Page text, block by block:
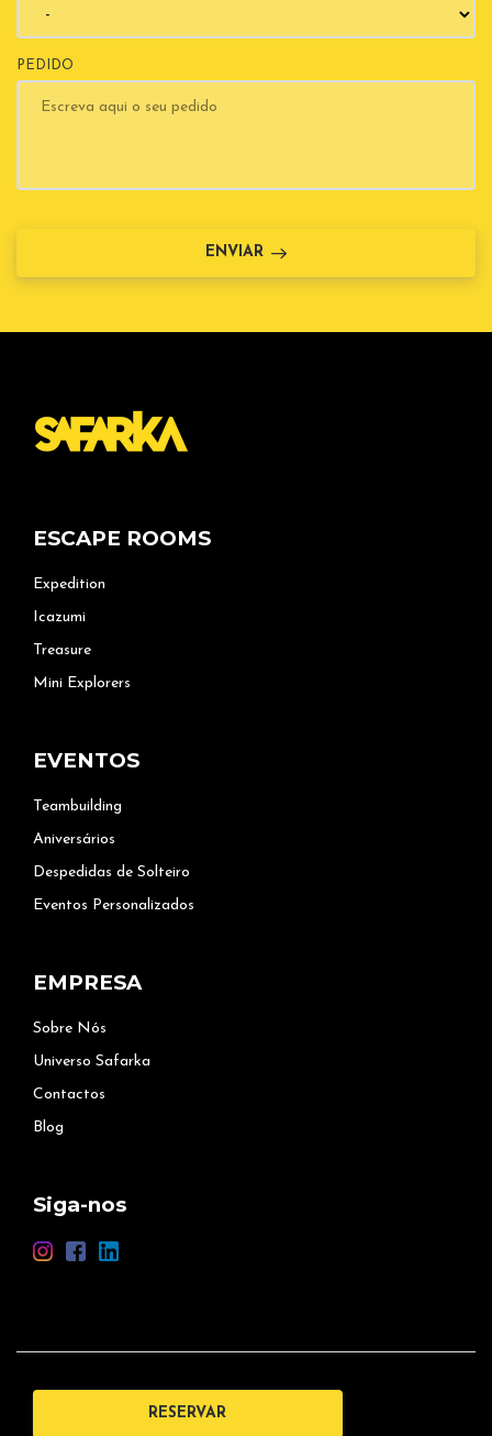
PEDIDO
ENVIAR
ESCAPE ROOMS
Expedition
Icazumi
Treasure
Mini Explorers
EVENTOS
Teambuilding
Aniversários
Despedidas de Solteiro
Eventos Personalizados
EMPRESA
Sobre Nós
Universo Safarka
Contactos
Blog
Siga-nos
RESERVAR